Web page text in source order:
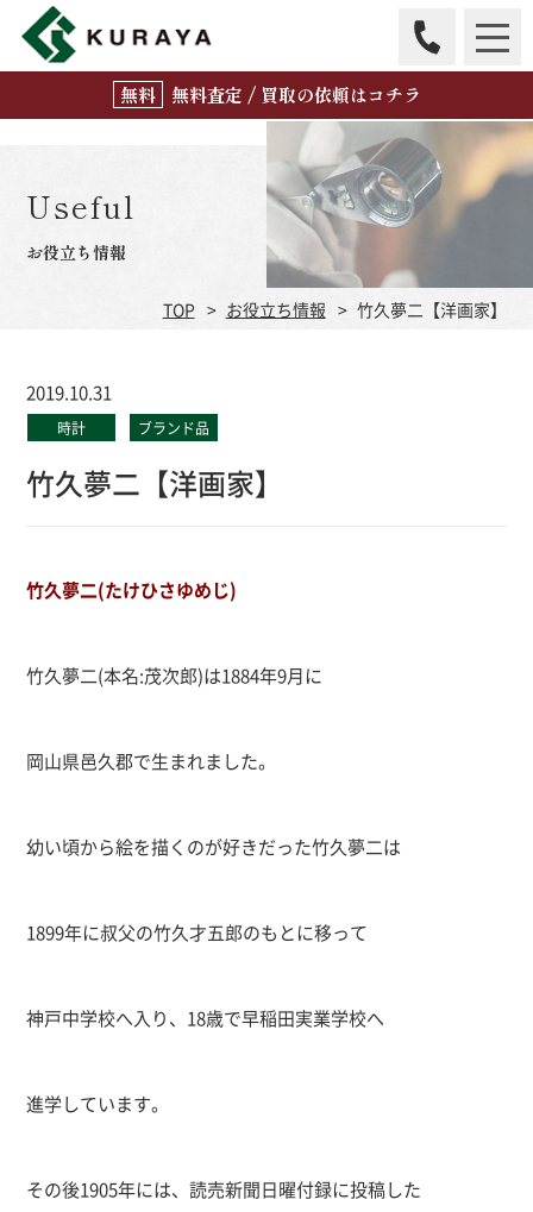
無料査定 / 買取の依頼はコチラ
Useful
お役立ち情報
TOP お役立ち情報 竹久夢二【洋画家】
2019.10.31
時計 ブランド品
竹久夢二【洋画家】
竹久夢二(たけひさゆめじ)
竹久夢二(本名:茂次郎)は1884年9月に
岡山県邑久郡で生まれました。
幼い頃から絵を描くのが好きだった竹久夢二は
1899年に叔父の竹久才五郎のもとに移って
神戸中学校へ入り、 18歳で早稲田実業学校へ
進学しています。
その後1905年には、読売新聞日曜付録に投稿した